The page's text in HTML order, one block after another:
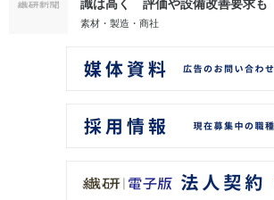
識は高く 評価や設備改善要求も
素材・製造・商社